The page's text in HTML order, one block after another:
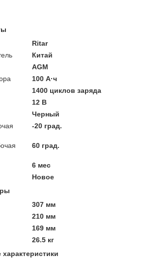
Ritar
Китай
AGM
100 А·ч
1400 циклов заряда
12 В
Черный
-20 град.
60 град.
6 мес
Новое
307 мм
210 мм
169 мм
26.5 кг